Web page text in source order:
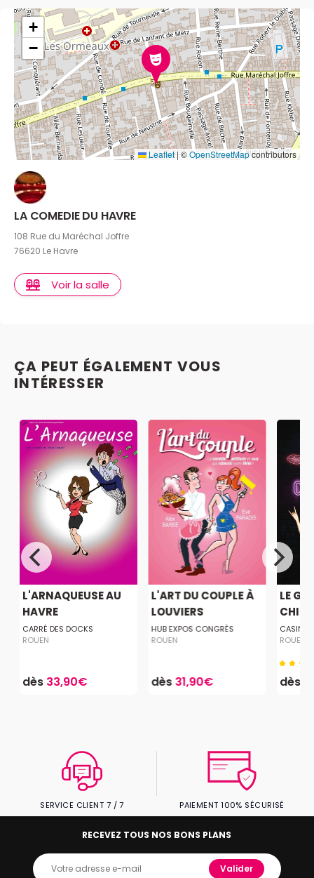
+
−
Leaflet|©OpenStreetMapcontributors
LA COMEDIE DU HAVRE
108 Rue du Maréchal Joffre
76620 Le Havre
Voir la salle
ÇA PEUT ÉGALEMENT VOUS
INTÉRESSER
L'ARNAQUEUSE AU
HAVRE
CARRÉ DES DOCKS
ROUEN
dès 33,90€
L'ART DU COUPLE À
LOUVIERS
HUB EXPOS CONGRÈS
ROUEN
dès31,90€
LE
CASINO
ROUEN
dès
SERVICE CLIENT 7 / 7 PAIEMENT 100% SÉCURISÉ
RECEVEZ TOUS NOS BONS PLANS
Valider